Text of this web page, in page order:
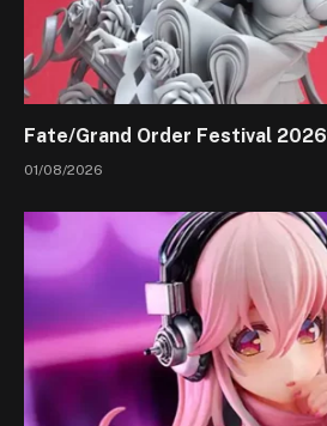
Fate/Grand Order Festival 2026
01/08/2026